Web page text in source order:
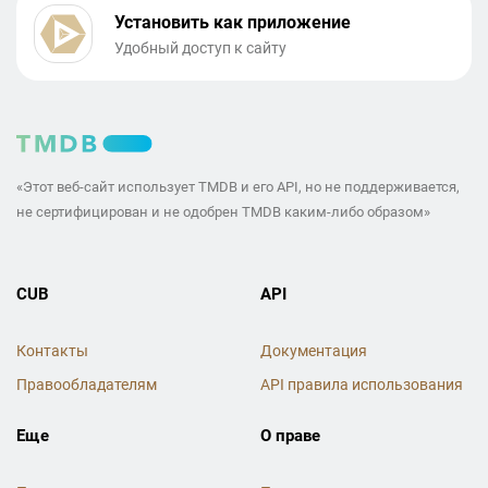
Установить как приложение
Удобный доступ к сайту
«Этот веб-сайт использует TMDB и его API, но не поддерживается,
не сертифицирован и не одобрен TMDB каким-либо образом»
CUB
Контакты
Правообладателям
API
Документация
API правила использования
Еще О праве